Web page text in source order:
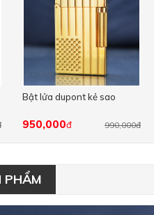
Bật lửa dupont kẻ sao
990,000đ
950,000đ
PHẨM